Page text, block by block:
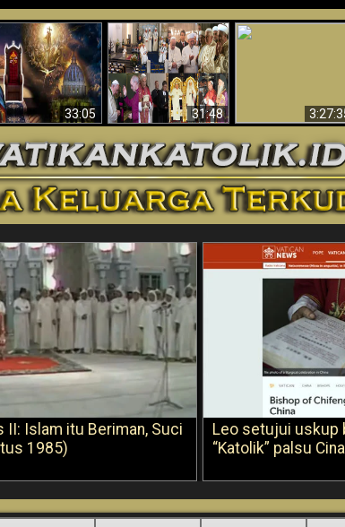
33:05
Alkitab
70
Tahun Tanpa
Paus?
31:48
Vatikan II Adalah
Agama Baru
Video (Edisi Final)
II: Islam itu Beriman, Suci
1985)
Leo setujui uskup
“Katolik” palsu Cina